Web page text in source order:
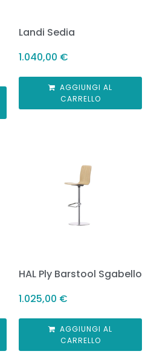
Landi Sedia
1.040,00 €
AGGIUNGI AL
CARRELLO
HAL Ply Barstool Sgabello
1.025,00 €
AGGIUNGI AL
CARRELLO